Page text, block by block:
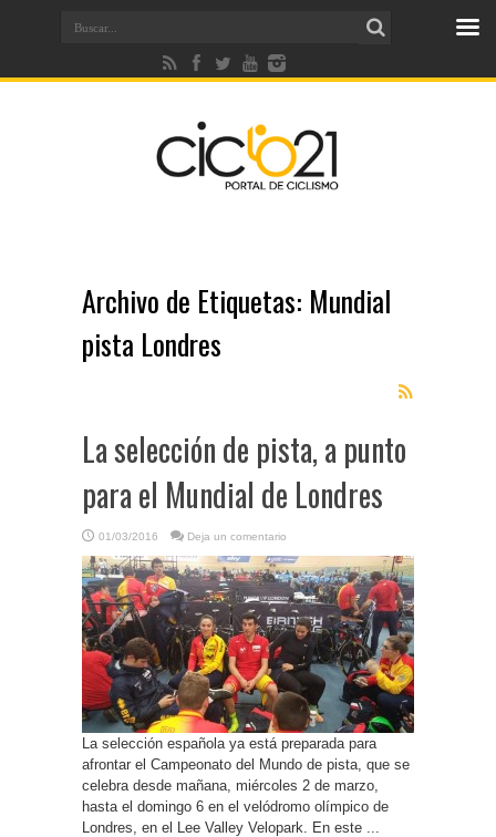
Archivo de Etiquetas: Mundial
pista Londres
La selección de pista, a punto
para el Mundial de Londres
01/03/2016 Deja un comentario
La selección española ya está preparada para
afrontar el Campeonato del Mundo de pista, que se
celebra desde mañana, miércoles 2 de marzo,
hasta el domingo 6 en el velódromo olímpico de
Londres, en el Lee Valley Velopark. En este ...